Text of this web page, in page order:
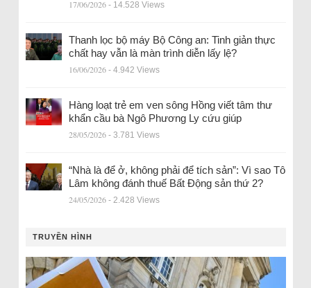
17/06/2026 - 14.528 Views
Thanh lọc bộ máy Bộ Công an: Tinh giản thực
chất hay vẫn là màn trình diễn lấy lệ?
16/06/2026 - 4.942 Views
Hàng loạt trẻ em ven sông Hồng viết tâm thư
khẩn cầu bà Ngô Phương Ly cứu giúp
28/05/2026 - 3.781 Views
“Nhà là để ở, không phải để tích sản”: Vì sao Tô
Lâm không đánh thuế Bất Động sản thứ 2?
24/05/2026 - 2.428 Views
TRUYỀN HÌNH